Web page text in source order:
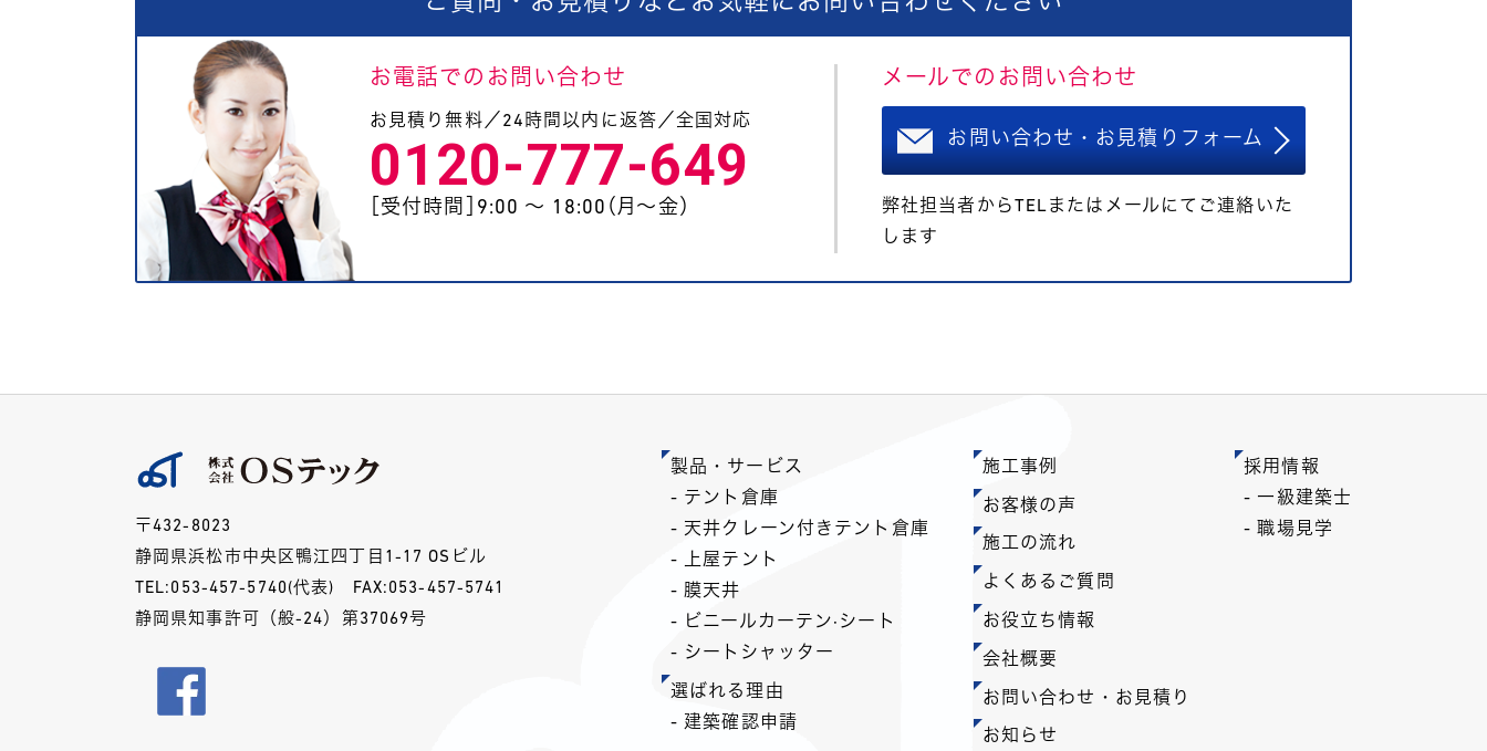
お電話でのお問い合わせ
お見積り無料／24時間以内に返答／全国対応
0120-777-649
［受付時間］9:00 〜 18:00（月〜金）
メールでのお問い合わせ
お問い合わせ・お見積りフォーム
弊社担当者からTELまたはメールにてご連絡いた
します
〒432-8023
静岡県浜松市中央区鴨江四丁目1-17 OSビル
TEL: 053-457-5740 (代表) FAX:053-457-5741
静岡県知事許可（般-24）第37069号
製品・サービス
- テント倉庫
- 天井クレーン付きテント倉庫
- 上屋テント
- 膜天井
- ビニールカーテン·シート
- シートシャッター
選ばれる理由
- 建築確認申請
施工事例
お客様の声
施工の流れ
よくあるご質問
お役立ち情報
会社概要
お問い合わせ・お見積り
お知らせ
採用情報
- 一級建築士
- 職場見学